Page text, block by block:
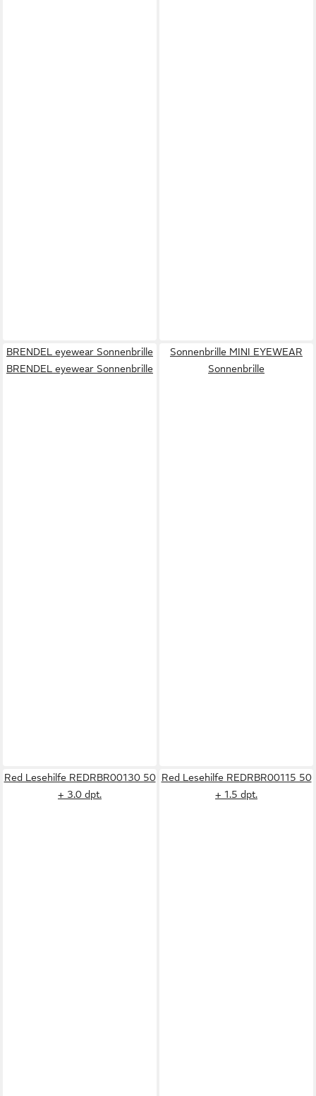
BRENDEL eyewear Sonnenbrille
BRENDEL eyewear Sonnenbrille
Sonnenbrille MINI EYEWEAR
Sonnenbrille
Red Lesehilfe REDRBR00130 50
+ 3.0 dpt.
Red Lesehilfe REDRBR00115 50
+ 1.5 dpt.